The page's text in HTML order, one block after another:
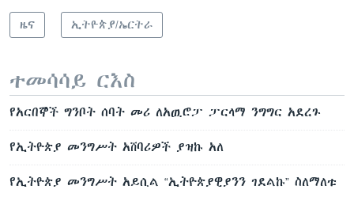
ዜና ኢትዮጵያ/ኤርትራ
ተመሳሳይ ርእስ
የአርበኞች ግንቦት ሰባት መሪ ለአዉሮፓ ፓርላማ ንግግር አደረጉ
የኢትዮጵያ መንግሥት አሸባሪዎች ያዝኩ አለ
የኢትዮጵያ መንግሥት አይሲል “ኢትዮጵያዊያንን ገደልኩ” ስለማለቱ